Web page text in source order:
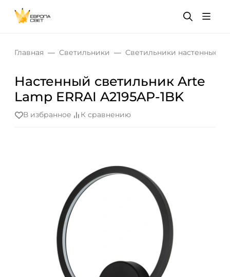
Главная Светильники Светильники настенные
Настенный светильник Arte
Lamp ERRAI A2195AP-1BK
В избранное К сравнению